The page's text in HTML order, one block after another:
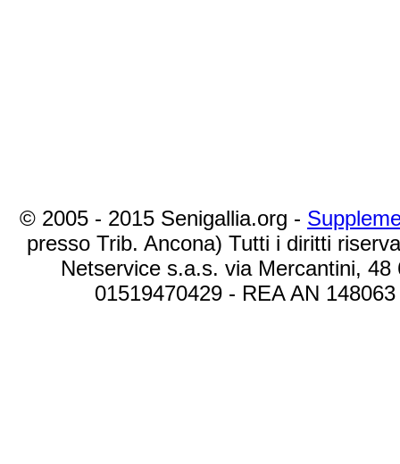
© 2005 - 2015 Senigallia.org -
presso Trib. Ancona) Tutti i diritti
Netservice s.a.s. via Mercantini,
01519470429 - REA AN